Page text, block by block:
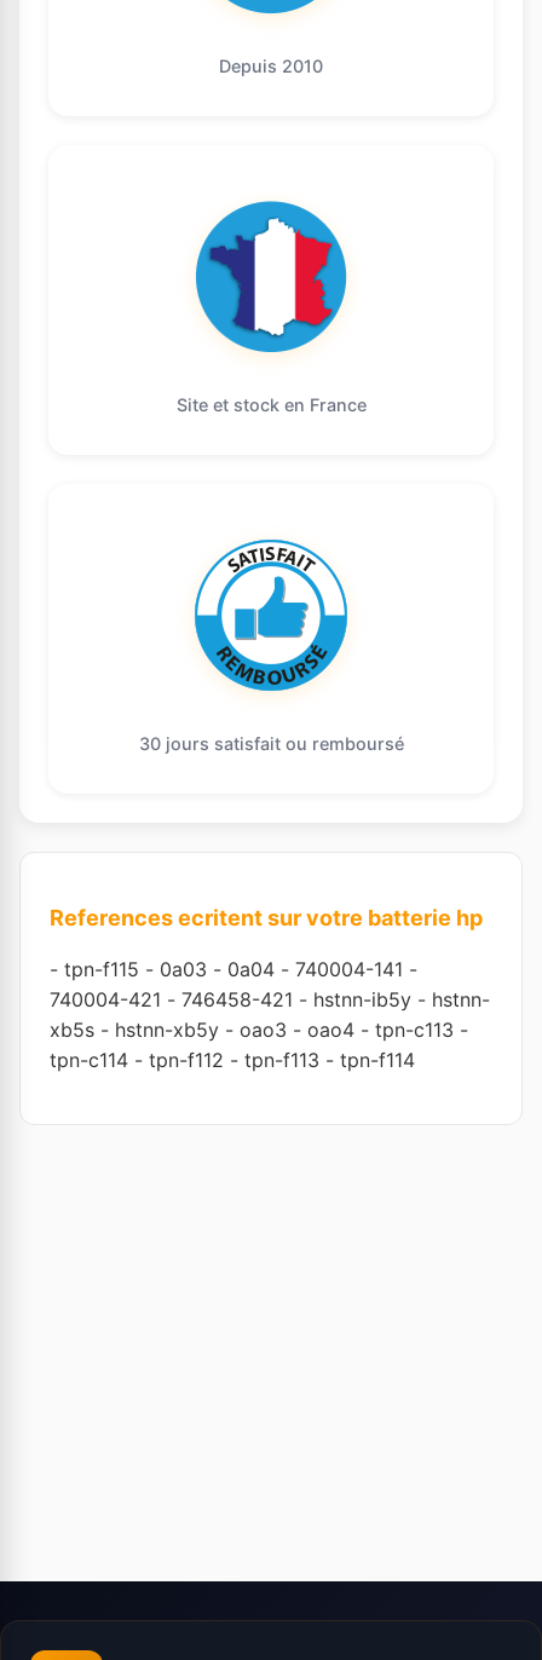
Depuis 2010
Site et stock en France
30 jours satisfait ou remboursé
References ecritent sur votre batterie hp
- tpn-f115 - 0a03 - 0a04 - 740004-141 -
740004-421 - 746458-421 - hstnn-ib5y - hstnn-
xb5s - hstnn-xb5y - oao3 - oao4 - tpn-c113 -
tpn-c114 - tpn-f112 - tpn-f113 - tpn-f114